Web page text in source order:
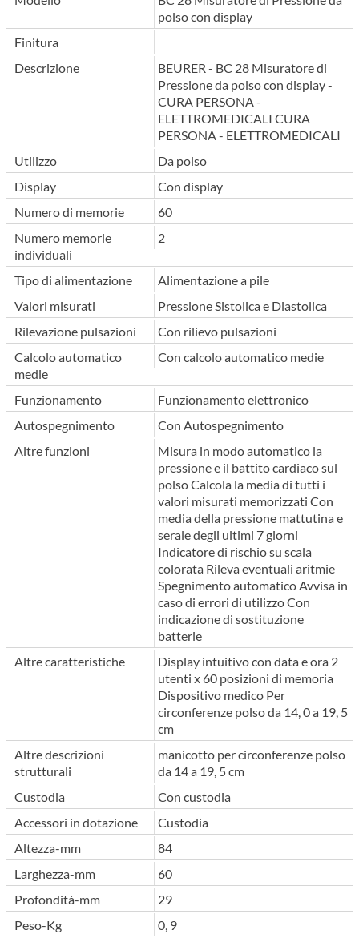
polso con display
Finitura
Descrizione
BEURER - BC 28 Misuratore di
Pressione da polso con display -
CURA PERSONA -
ELETTROMEDICALI CURA
PERSONA - ELETTROMEDICALI
Utilizzo
Da polso
Display
Con display
Numero di memorie
60
Numero memorie
individuali
2
Tipo di alimentazione
Alimentazione a pile
Valori misurati
Pressione Sistolica e Diastolica
Rilevazione pulsazioni
Con rilievo pulsazioni
Calcolo automatico
medie
Con calcolo automatico medie
Funzionamento
Funzionamento elettronico
Autospegnimento
Con Autospegnimento
Altre funzioni
Misura in modo automatico la
pressione e il battito cardiaco sul
polso Calcola la media di tutti i
valori misurati memorizzati Con
media della pressione mattutina e
serale degli ultimi 7 giorni
Indicatore di rischio su scala
colorata Rileva eventuali aritmie
Spegnimento automatico Avvisa in
caso di errori di utilizzo Con
indicazione di sostituzione
batterie
Altre caratteristiche
Display intuitivo con data e ora 2
utenti x 60 posizioni di memoria
Dispositivo medico Per
circonferenze polso da 14, 0 a 19, 5
cm
Altre descrizioni
strutturali
manicotto per circonferenze polso
da 14 a 19, 5 cm
Custodia
Con custodia
Accessori in dotazione
Custodia
Altezza-mm
84
Larghezza-mm
60
Profondità-mm
29
Peso-Kg
0, 9